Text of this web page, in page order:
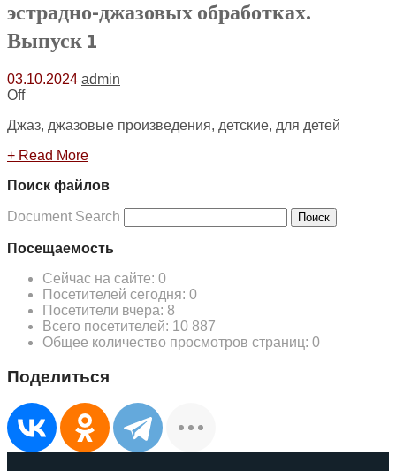
эстрадно-джазовых обработках.
Выпуск 1
03.10.2024 admin
Off
Джаз, джазовые произведения, детские, для детей
+ Read More
Поиск файлов
Document Search Поиск
Посещаемость
Сейчас на сайте: 0
Посетителей сегодня: 0
Посетители вчера: 8
Всего посетителей: 10 887
Общее количество просмотров страниц: 0
Поделиться